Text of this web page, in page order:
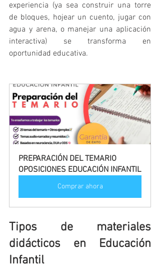
experiencia (ya sea construir una torre
de bloques, hojear un cuento, jugar con
agua y arena, o manejar una aplicación
interactiva) se transforma en
oportunidad educativa.
PREPARACIÓN DEL TEMARIO
OPOSICIONES EDUCACIÓN INFANTIL
Comprar ahora
Tipos de materiales
didácticos en Educación
Infantil